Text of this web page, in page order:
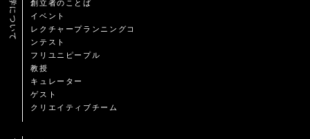
創立者のことば
イベント
レクチャープランニングコ
ンテスト
フリユニピープル
教授
キュレーター
ゲスト
クリエイティブチーム